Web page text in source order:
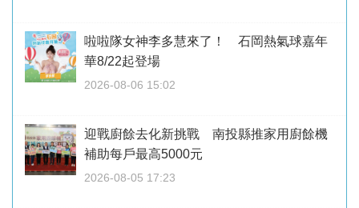
啦啦隊女神李多慧來了！ 石岡熱氣球嘉年
華8/22起登場
2026-08-06 15:02
迎戰廚餘去化新挑戰 南投縣推家用廚餘機
補助每戶最高5000元
2026-08-05 17:23